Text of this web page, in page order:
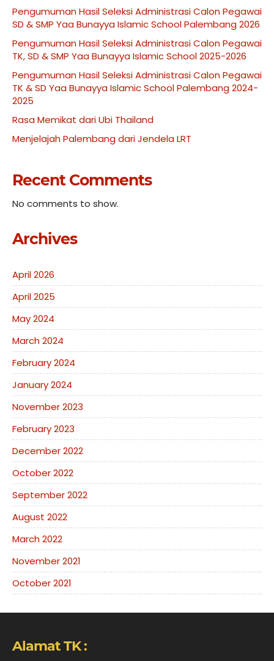
Pengumuman Hasil Seleksi Administrasi Calon Pegawai
SD & SMP Yaa Bunayya Islamic School Palembang 2026
Pengumuman Hasil Seleksi Administrasi Calon Pegawai
TK, SD & SMP Yaa Bunayya Islamic School 2025-2026
Pengumuman Hasil Seleksi Administrasi Calon Pegawai
TK & SD Yaa Bunayya Islamic School Palembang 2024-
2025
Rasa Memikat dari Ubi Thailand
Menjelajah Palembang dari Jendela LRT
Recent Comments
No comments to show.
Archives
April 2026
April 2025
May 2024
March 2024
February 2024
January 2024
November 2023
February 2023
December 2022
October 2022
September 2022
August 2022
March 2022
November 2021
October 2021
Alamat TK :